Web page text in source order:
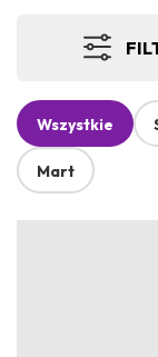
Wszystkie
Mart